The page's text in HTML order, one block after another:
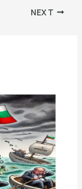
NEXT